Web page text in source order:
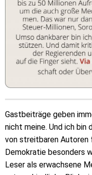
Gastbeiträge geben
nicht meine. Und ich bin
von streitbaren Autoren
Demokratie besonders
Leser als erwachsene